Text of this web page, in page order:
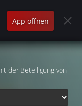
App öffnen
der Beteiligung von